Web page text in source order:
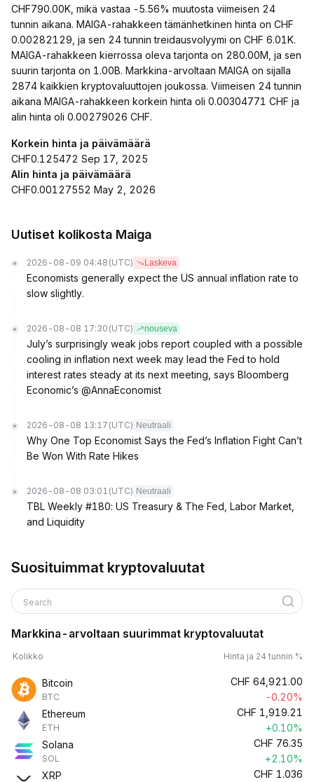
CHF790.00K, mikä vastaa -5.56% muutosta viimeisen 24
tunnin aikana. MAIGA-rahakkeen tämänhetkinen hinta on CHF
0.00282129, ja sen 24 tunnin treidausvolyymi on CHF 6.01K.
MAIGA-rahakkeen kierrossa oleva tarjonta on 280.00M, ja sen
suurin tarjonta on 1.00B. Markkina-arvoltaan MAIGA on sijalla
2874 kaikkien kryptovaluuttojen joukossa. Viimeisen 24 tunnin
aikana MAIGA-rahakkeen korkein hinta oli 0.00304771 CHF ja
alin hinta oli 0.00279026 CHF.
Korkein hinta ja päivämäärä
CHF0.125472 Sep 17, 2025
Alin hinta ja päivämäärä
CHF0.00127552 May 2, 2026
Uutiset kolikosta Maiga
2026-08-09 04:48 (UTC) Laskeva
Economists generally expect the US annual inflation rate to
slow slightly.
2026-08-08 17:30 (UTC) nouseva
July’s surprisingly weak jobs report coupled with a possible
cooling in inflation next week may lead the Fed to hold
interest rates steady at its next meeting, says Bloomberg
Economic’s @AnnaEconomist
2026-08-08 13:17 (UTC) Neutraali
Why One Top Economist Says the Fed’s Inflation Fight Can’t
Be Won With Rate Hikes
2026-08-08 03:01 (UTC) Neutraali
TBL Weekly #180: US Treasury & The Fed, Labor Market,
and Liquidity
Suosituimmat kryptovaluutat
Search
Markkina-arvoltaan suurimmat kryptovaluutat
Kolikko Hinta ja 24 tunnin %
Bitcoin
BTC
CHF 64,921.00
-0.20%
Ethereum
ETH
CHF 1,919.21
+0.10%
Solana
SOL
CHF 76.35
+2.10%
XRP
CHF 1.036